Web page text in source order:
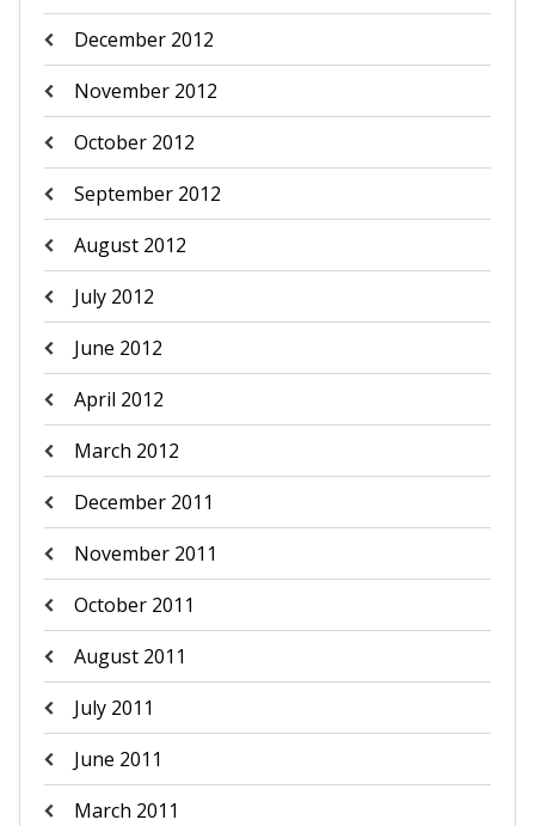
December 2012
November 2012
October 2012
September 2012
August 2012
July 2012
June 2012
April 2012
March 2012
December 2011
November 2011
October 2011
August 2011
July 2011
June 2011
March 2011